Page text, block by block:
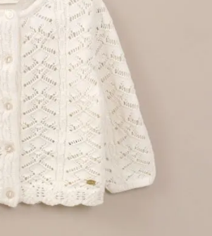
Poleron Infant Niña Uva
$7495$14.
10.